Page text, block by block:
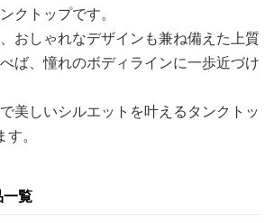
クトップです。
おしゃれなデザインも兼ね備えた上質
ば、憧れのボディラインに一歩近づけ
美しいシルエットを叶えるタンクトッ
。
覧